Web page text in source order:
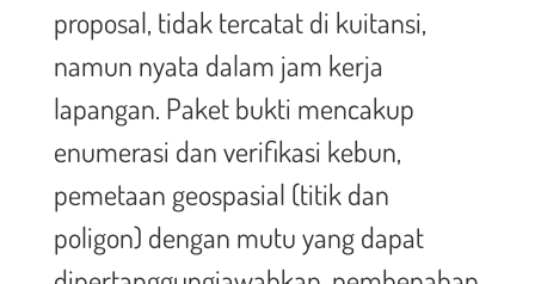
proposal, tidak tercatat di kuitansi,
namun nyata dalam jam kerja
lapangan. Paket bukti mencakup
enumerasi dan verifikasi kebun,
pemetaan geospasial (titik dan
poligon) dengan mutu yang dapat